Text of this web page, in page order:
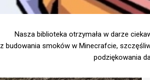
Nasza biblioteka otrzymała w darze
z budowania smoków w Minecrafcie,
podziękowania